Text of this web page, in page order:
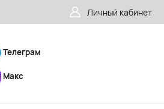
Личный кабинет
Телеграм
Макс